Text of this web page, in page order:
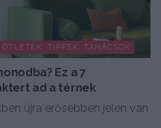
TIPPEK, TANÁCSOK
Ez a 7
ad a térnek
újra erősebben jelen van